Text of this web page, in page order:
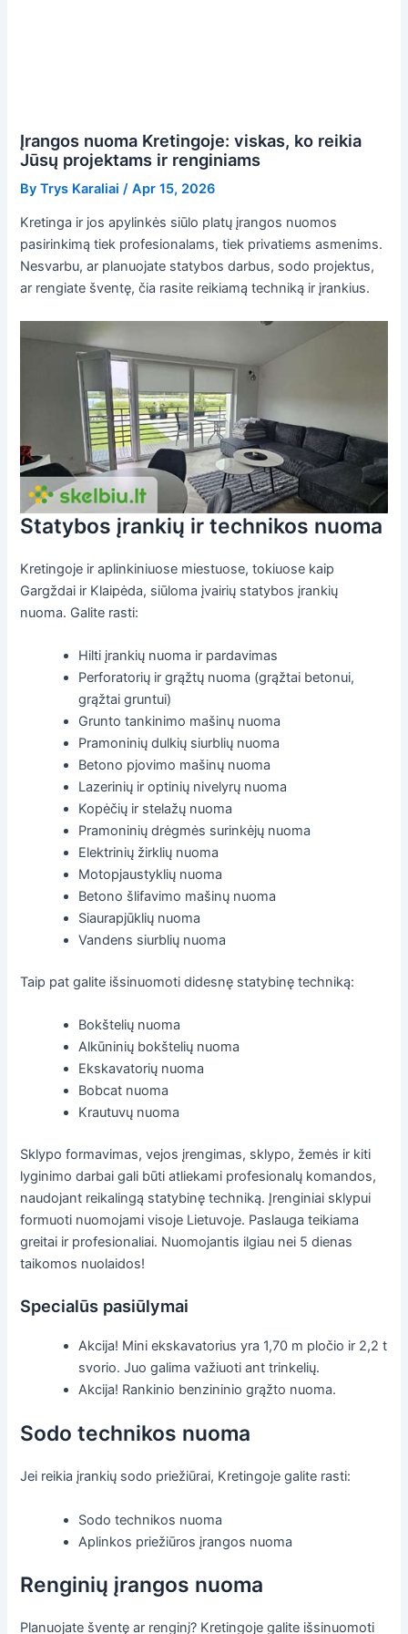
Įrangos nuoma Kretingoje: viskas, ko reikia
Jūsų projektams ir renginiams
ByTrys Karaliai /Apr 15, 2026
Kretinga ir jos apylinkės siūlo platų įrangos nuomos
pasirinkimą tiek profesionalams, tiek privatiems asmenims.
Nesvarbu, ar planuojate statybos darbus, sodo projektus,
ar rengiate šventę, čia rasite reikiamą techniką ir įrankius.
Statybos įrankių ir technikos nuoma
Kretingoje ir aplinkiniuose miestuose, tokiuose kaip
Gargždai ir Klaipėda, siūloma įvairių statybos įrankių
nuoma. Galite rasti:
Hilti įrankių nuoma ir pardavimas
Perforatorių ir grąžtų nuoma (grąžtai betonui,
grąžtai gruntui)
Grunto tankinimo mašinų nuoma
Pramoninių dulkių siurblių nuoma
Betono pjovimo mašinų nuoma
Lazerinių ir optinių nivelyrų nuoma
Kopėčių ir stelažų nuoma
Pramoninių drėgmės surinkėjų nuoma
Elektrinių žirklių nuoma
Motopjaustyklių nuoma
Betono šlifavimo mašinų nuoma
Siaurapjūklių nuoma
Vandens siurblių nuoma
Taip pat galite išsinuomoti didesnę statybinę techniką:
Bokštelių nuoma
Alkūninių bokštelių nuoma
Ekskavatorių nuoma
Bobcat nuoma
Krautuvų nuoma
Sklypo formavimas, vejos įrengimas, sklypo, žemės ir kiti
lyginimo darbai gali būti atliekami profesionalų komandos,
naudojant reikalingą statybinę techniką. Įrenginiai sklypui
formuoti nuomojami visoje Lietuvoje. Paslauga teikiama
greitai ir profesionaliai. Nuomojantis ilgiau nei 5 dienas
taikomos nuolaidos!
Specialūs pasiūlymai
Akcija! Mini ekskavatorius yra 1,70 m pločio ir 2,2 t
svorio. Juo galima važiuoti ant trinkelių.
Akcija! Rankinio benzininio grąžto nuoma.
Sodo technikos nuoma
Jei reikia įrankių sodo priežiūrai, Kretingoje galite rasti:
Sodo technikos nuoma
Aplinkos priežiūros įrangos nuoma
Renginių įrangos nuoma
Planuojate šventę ar renginį? Kretingoje galite išsinuomoti